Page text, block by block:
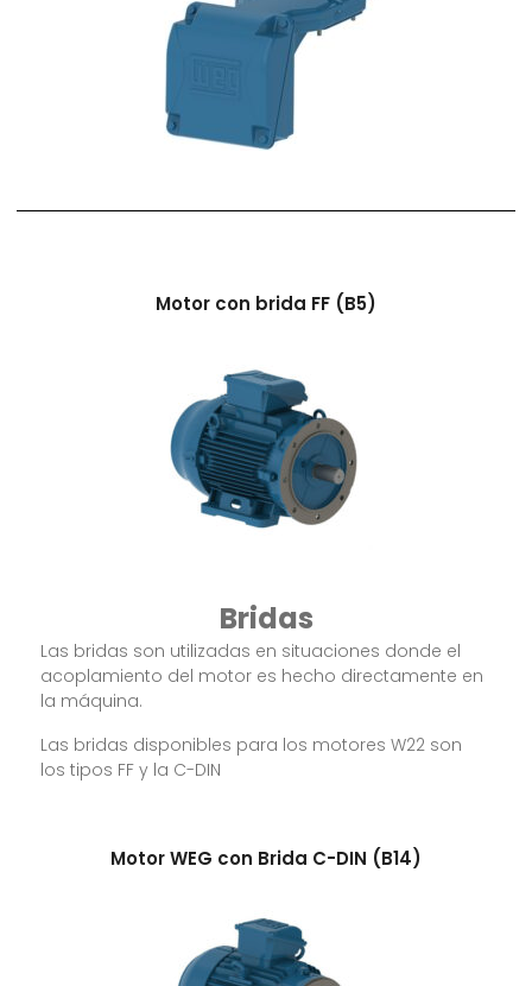
Motor con brida FF (B5)
Bridas
Las bridas son utilizadas en situaciones donde el
acoplamiento del motor es hecho directamente en
la máquina.
Las bridas disponibles para los motores W22 son
los tipos FF y la C-DIN
Motor WEG con Brida C-DIN (B14)